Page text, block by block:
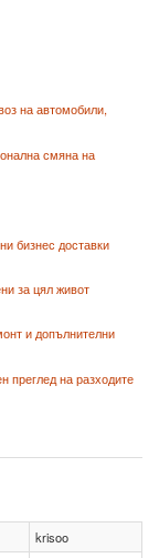
на автомобили,
смяна на
бизнес доставки
за цял живот
и допълнителни
на разходите
krisoo